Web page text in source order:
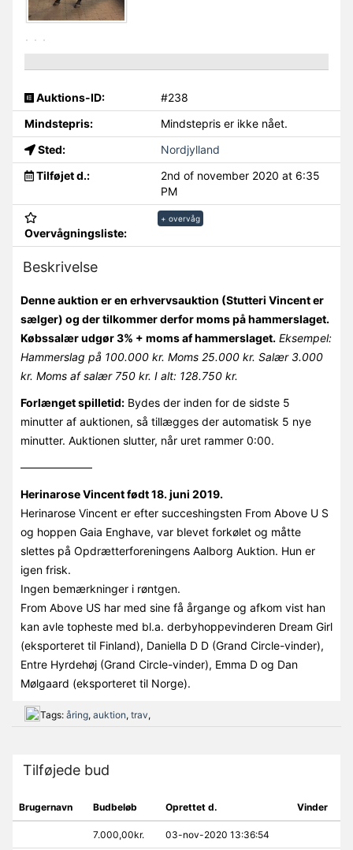
Auktions-ID:
#238
Mindstepris:
Mindstepris er ikke nået.
Sted:
Nordjylland
Tilføjet d.:
2nd of november 2020 at 6:35
PM
Overvågningsliste:
+ overvåg
Beskrivelse
Denne auktion er en erhvervsauktion (Stutteri Vincent er
sælger) og der tilkommer derfor moms på hammerslaget.
Købssalær udgør 3% + moms af hammerslaget. Eksempel:
Hammerslag på 100.000 kr. Moms 25.000 kr. Salær 3.000
kr. Moms af salær 750 kr. I alt: 128.750 kr.
Forlænget spilletid:Bydes der inden for de sidste 5
minutter af auktionen, så tillægges der automatisk 5 nye
minutter. Auktionen slutter, når uret rammer 0:00.
——————–
Herinarose Vincent født 18. juni 2019.
Herinarose Vincent er efter succeshingsten From Above U S
og hoppen Gaia Enghave, var blevet forkølet og måtte
slettes på Opdrætterforeningens Aalborg Auktion. Hun er
igen frisk.
Ingen bemærkninger i røntgen.
From Above US har med sine få årgange og afkom vist han
kan avle topheste med bl.a. derbyhoppevinderen Dream Girl
(eksporteret til Finland), Daniella D D (Grand Circle-vinder),
Entre Hyrdehøj (Grand Circle-vinder), Emma D og Dan
Mølgaard (eksporteret til Norge).
Tags: åring, auktion, trav,
Tilføjede bud
Brugernavn Budbeløb Oprettet d. Vinder
7.000,00kr. 03-nov-2020 13:36:54